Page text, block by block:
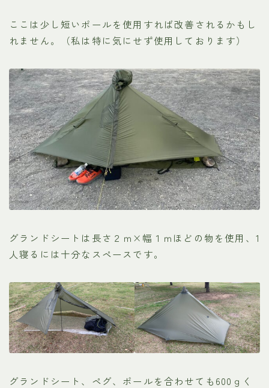
ここは少し短いポールを使用すれば改善されるかもし
れません。（私は特に気にせず使用しております）
グランドシートは長さ２ｍ×幅１ｍほどの物を使用、1
人寝るには十分なスペースです。
グランドシート、ペグ、ポールを合わせても600ｇく